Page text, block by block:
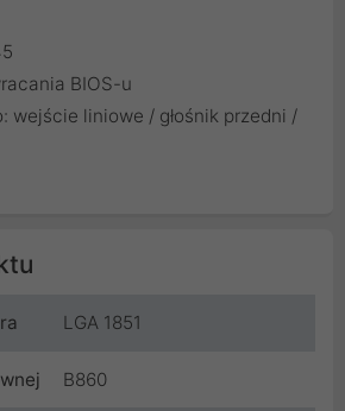
BIOS-u
wejście liniowe / głośnik przedni /
LGA 1851
B860